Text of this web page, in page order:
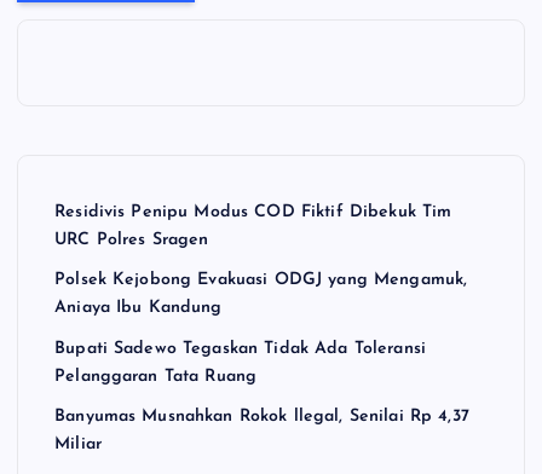
Residivis Penipu Modus COD Fiktif Dibekuk Tim
URC Polres Sragen
Polsek Kejobong Evakuasi ODGJ yang Mengamuk,
Aniaya Ibu Kandung
Bupati Sadewo Tegaskan Tidak Ada Toleransi
Pelanggaran Tata Ruang
Banyumas Musnahkan Rokok llegal, Senilai Rp 4,37
Miliar